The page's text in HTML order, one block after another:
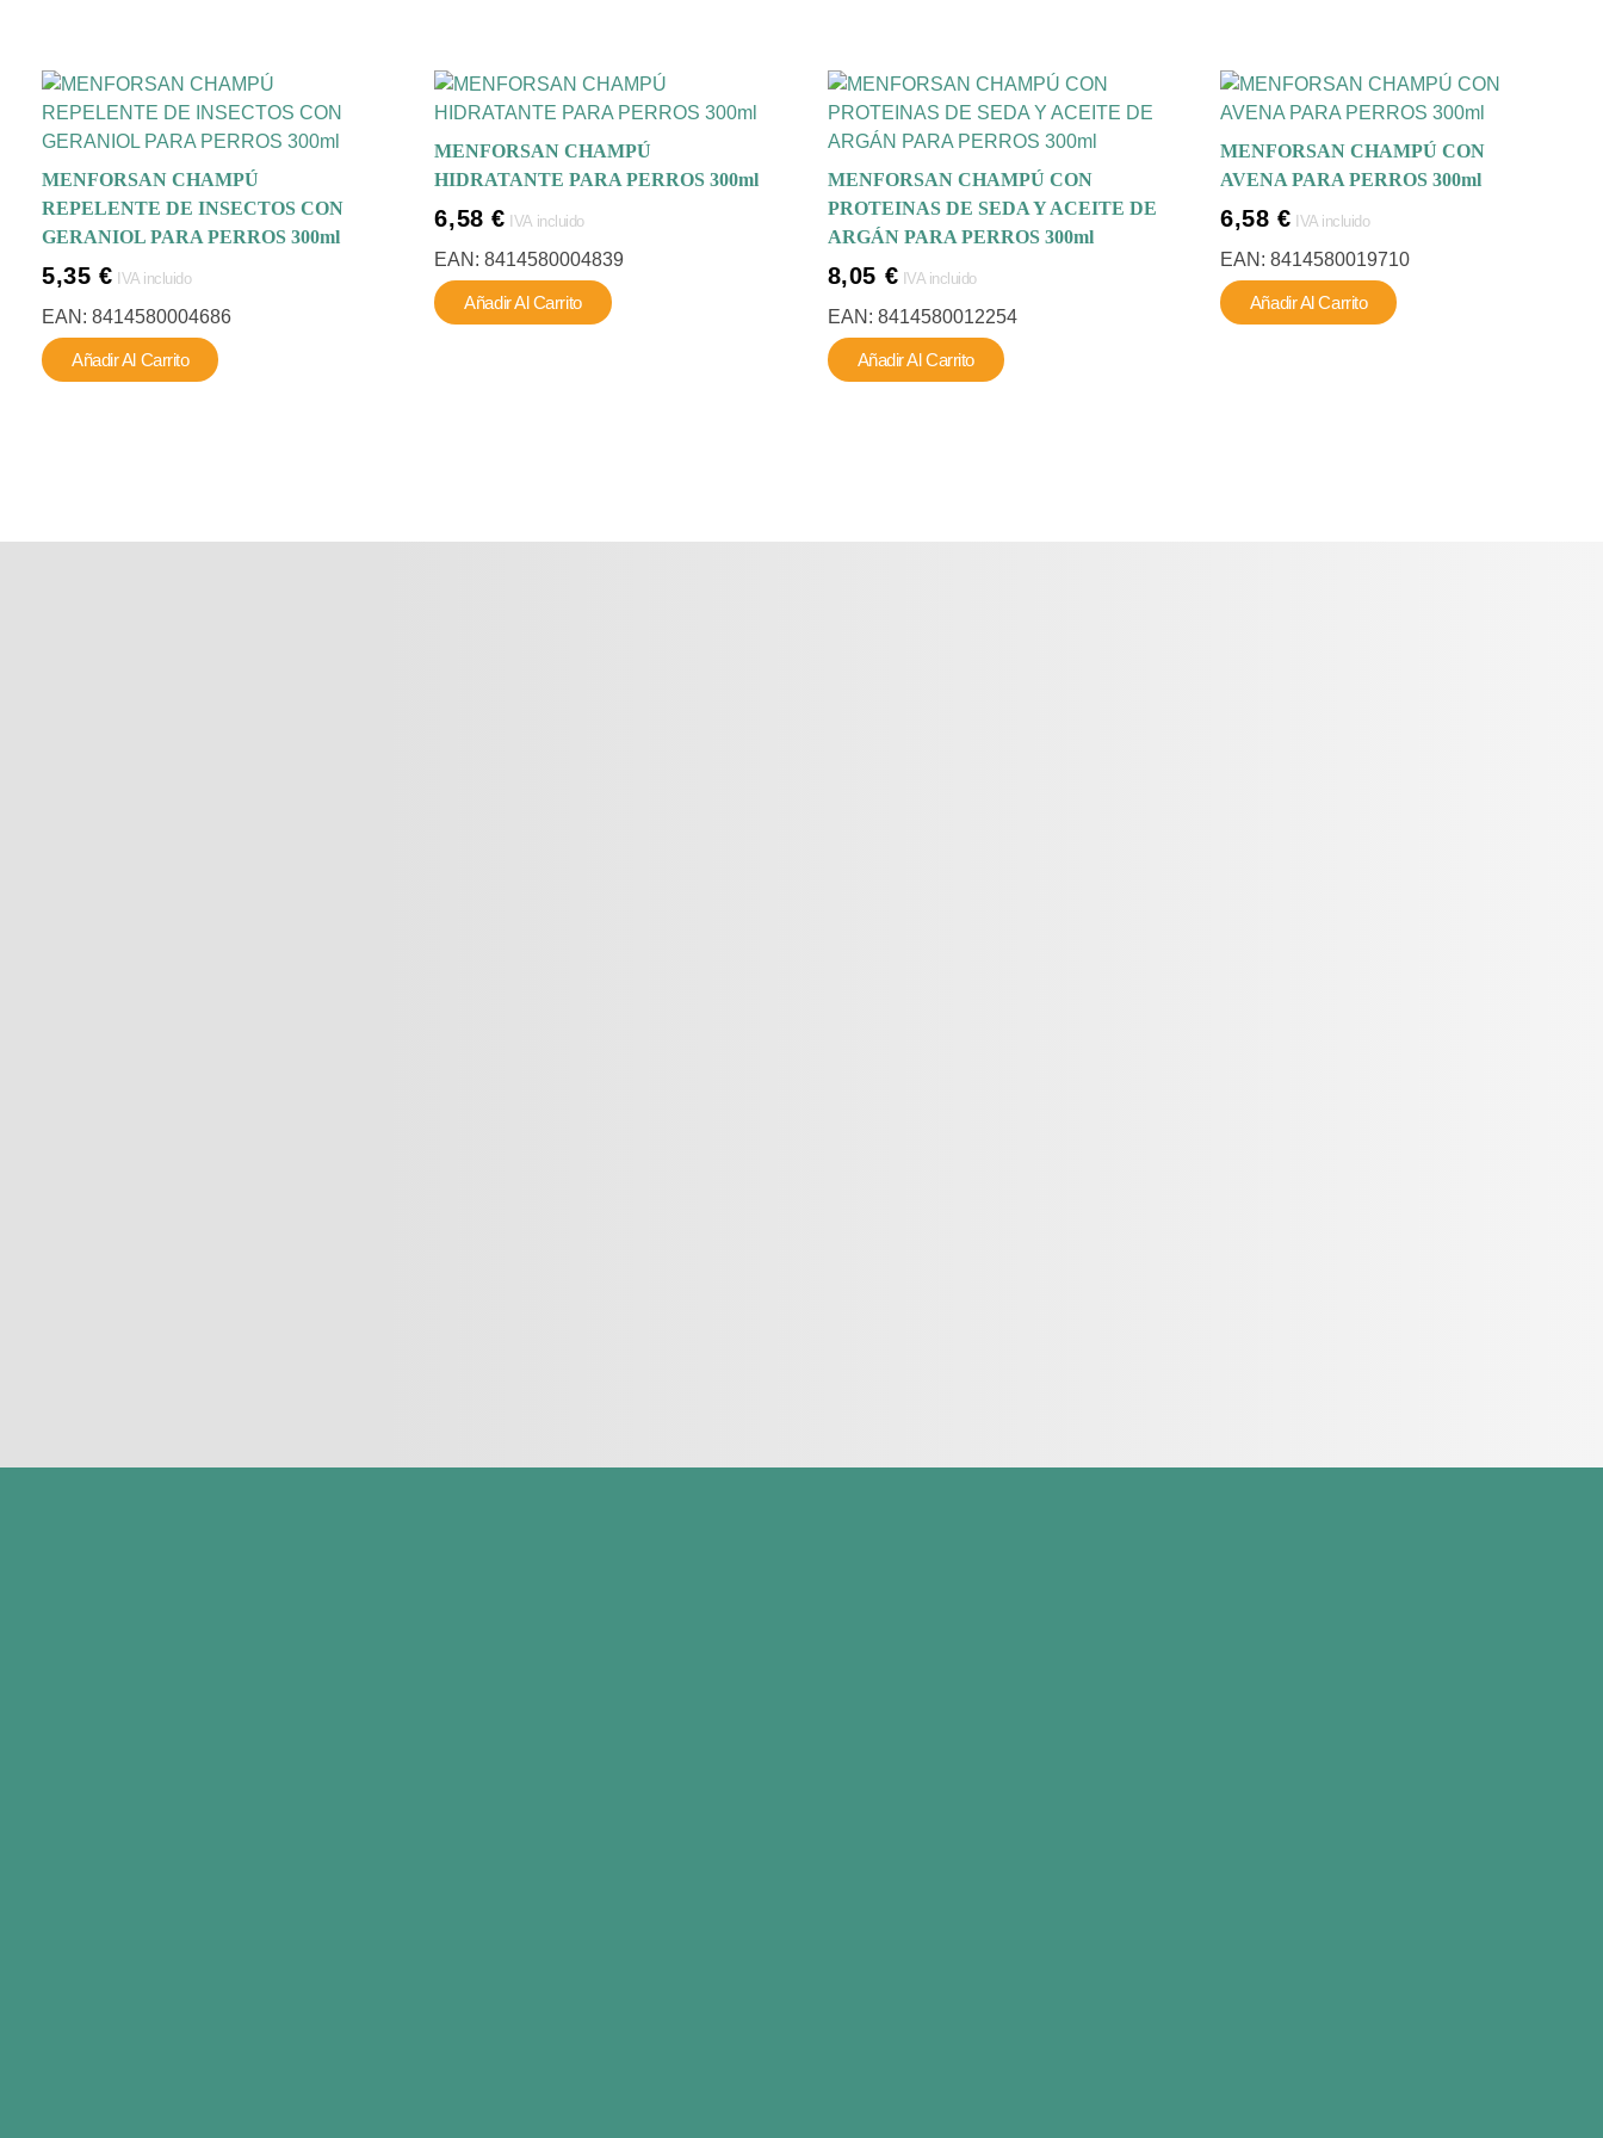
MENFORSAN CHAMPÚ
REPELENTE DE INSECTOS CON
GERANIOL PARA PERROS 300ml
5,35 € IVA incluido
EAN: 8414580004686
Añadir Al Carrito
MENFORSAN CHAMPÚ
HIDRATANTE PARA PERROS 300ml
6,58€ IVA incluido
EAN:8414580004839
Añadir Al Carrito
MENFORSAN CHAMPÚ CON
PROTEINAS DE SEDA Y ACEITE DE
ARGÁN PARA PERROS 300ml
8,05 € IVA incluido
EAN: 8414580012254
Añadir Al Carrito
MENFORSAN CHAMPÚ CON
AVENA PARA PERROS 300ml
6,58 € IVA incluido
EAN: 8414580019710
Añadir Al Carrito